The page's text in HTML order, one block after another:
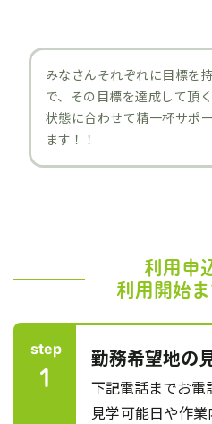
みなさんそれぞれに目標を
で、その目標を達成して頂
状態に合わせて精一杯サポ
ます！！
利用申
利用開始
step
1
勤務希望地の
下記電話までお電
見学可能日や作